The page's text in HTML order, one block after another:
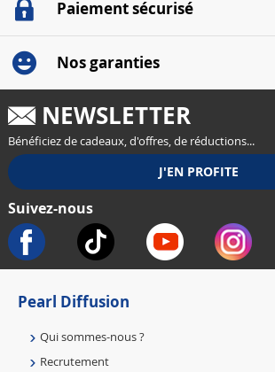
Paiement sécurisé
Nos garanties
NEWSLETTER
Bénéficiez de cadeaux, d'offres, de réductions...
Suivez-nous
Pearl Diffusion
Qui sommes-nous ?
Recrutement